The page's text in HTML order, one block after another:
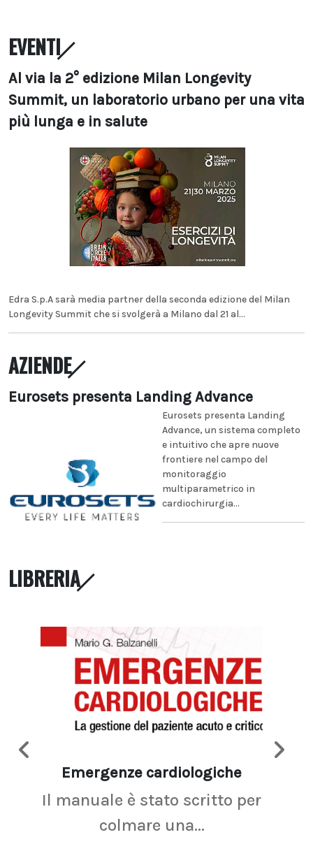
EVENTI
Al via la 2° edizione Milan Longevity
Summit, un laboratorio urbano per una vita
più lunga e in salute
Edra S.p.A sarà media partner della seconda edizione del Milan
Longevity Summit che si svolgerà a Milano dal 21 al...
AZIENDE
Eurosets presenta Landing Advance
Eurosets presenta Landing
Advance, un sistema completo
e intuitivo che apre nuove
frontiere nel campo del
monitoraggio
multiparametrico in
cardiochirurgia...
LIBRERIA
Emergenze cardiologiche
Il manuale è stato scritto per
colmare una...